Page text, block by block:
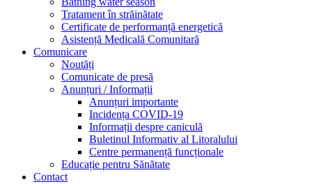
Tratament în străinătate
Certificate de performanță energetică
Asistență Medicală Comunitară
Comunicare
Noutăți
Comunicate de presă
Anunțuri / Informații
Anunțuri importante
Incidența COVID-19
Informații despre caniculă
Buletinul Informativ al Litoralului
Centre permanență funcționale
Educație pentru Sănătate
Contact